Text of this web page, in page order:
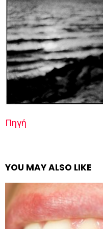
Πηγή
YOU MAY ALSO LIKE